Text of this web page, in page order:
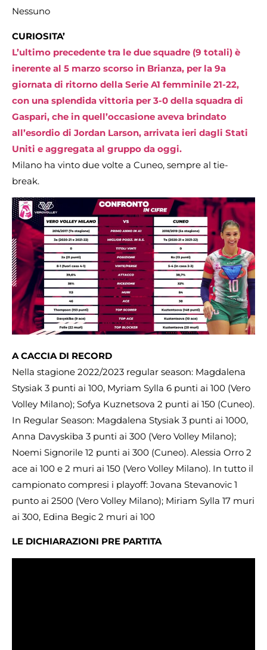
Nessuno
CURIOSITA’
L’ultimo precedente tra le due squadre (9 totali) è
inerente al 5 marzo scorso in Brianza, per la 9a
giornata di ritorno della Serie A1 femminile 21-22,
con una splendida vittoria per 3-0 della squadra di
Gaspari, che in quell’occasione aveva brindato
all’esordio di Jordan Larson, arrivata ieri dagli Stati
Uniti e aggregata al gruppo da oggi.
Milano ha vinto due volte a Cuneo, sempre al tie-
break.
A CACCIA DI RECORD
Nella stagione 2022/2023 regular season: Magdalena
Stysiak 3 punti ai 100, Myriam Sylla 6 punti ai 100 (Vero
Volley Milano); Sofya Kuznetsova 2 punti ai 150 (Cuneo).
In Regular Season: Magdalena Stysiak 3 punti ai 1000,
Anna Davyskiba 3 punti ai 300 (Vero Volley Milano);
Noemi Signorile 12 punti ai 300 (Cuneo). Alessia Orro 2
ace ai 100 e 2 muri ai 150 (Vero Volley Milano). In tutto il
campionato compresi i playoff: Jovana Stevanovic 1
punto ai 2500 (Vero Volley Milano); Miriam Sylla 17 muri
ai 300, Edina Begic 2 muri ai 100
LE DICHIARAZIONI PRE PARTITA